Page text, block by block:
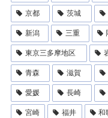
京都 茨城
新潟 三重
東京三多摩地区
青森 滋賀
愛媛 長崎
宮崎 福井 和